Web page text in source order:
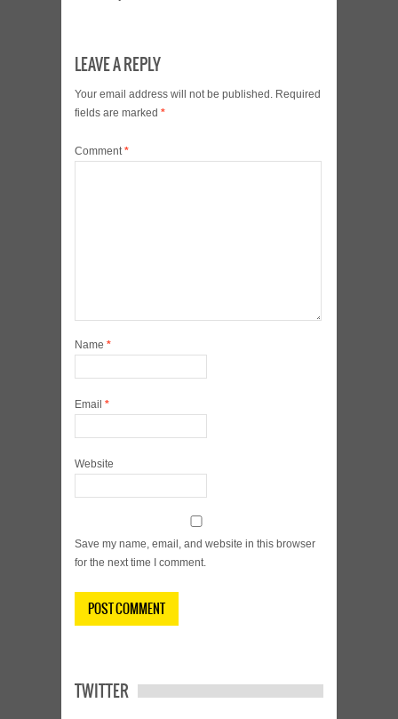
LEAVE A REPLY
Your email address will not be published. Required
fields are marked *
Comment*
Name *
Email *
Website
Save my name, email, and website in this browser
for the next time I comment.
TWITTER